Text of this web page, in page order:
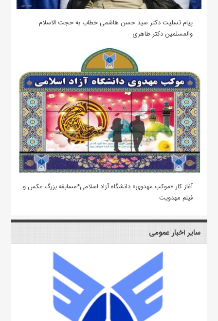
پیام تسلیت دکتر سید حسن هاشمی خطاب به حجت الاسلام
والمسلمین دکتر طاهری
آغاز کار «موکب مهدوی» دانشگاه آزاد اسلامی*مسابقه بزرگ عکس و
فیلم مهدویت
سایر اخبار عمومی